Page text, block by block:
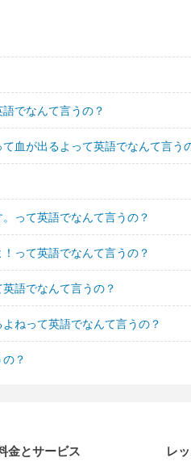
でなんて言うの？
血が出るよって英語でなんて言う
って英語でなんて言うの？
って英語でなんて言うの？
語でなんて言うの？
ねって英語でなんて言うの？
？
金とサービス レ